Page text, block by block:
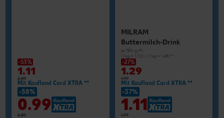
-53%
1.11
2.39
Mit Kaufland Card XTRA **
-58%
0.99
2.39
MILRAM
Buttermilch-Drink
je 750-g-Fl.
(1 kg = 1.72) / (1 kg = 1.48)**
-27%
1.29
1.79
Mit Kaufland Card XTRA **
-37%
1.11
1.79